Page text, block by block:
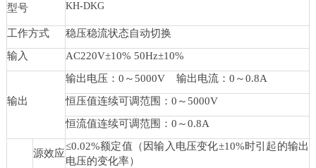
型号 KH-DKG
工作方式
稳压稳流状态自动切换
输入
AC220V±10% 50Hz±10%
输出
输出电压：0～5000V
输出电流：0～0.8A
恒压值连续可调范围：0～5000V
恒流值连续可调范围：0～0.8A
源效应
≤0.02%额定值（因输入电压变化±10%时引起的输出
电压的变化率）